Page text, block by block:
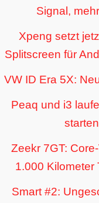
Signal,
Xpeng setzt
Splitscreen für
VW ID Era 5X:
Peaq und i3
Zeekr 7GT:
1.000 Kilometer
Smart #2: